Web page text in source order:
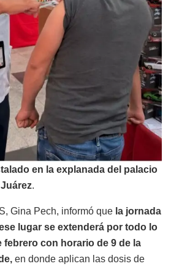
en la explanada del palacio
.
Gina Pech, informó que la jornada
lugar se extenderá por todo lo
febrero con horario de 9 de la
en donde aplican las dosis de